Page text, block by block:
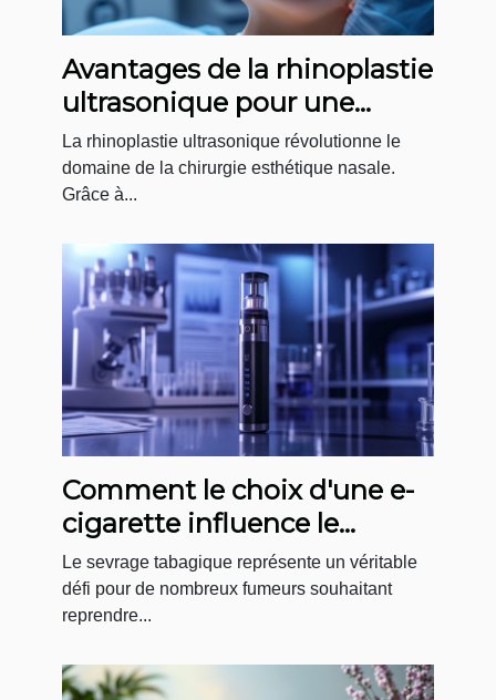
Avantages de la rhinoplastie
ultrasonique pour une
récupération efficace
La rhinoplastie ultrasonique révolutionne le
domaine de la chirurgie esthétique nasale.
Grâce à...
Comment le choix d'une e-
cigarette influence le
sevrage tabagique ?
Le sevrage tabagique représente un véritable
défi pour de nombreux fumeurs souhaitant
reprendre...